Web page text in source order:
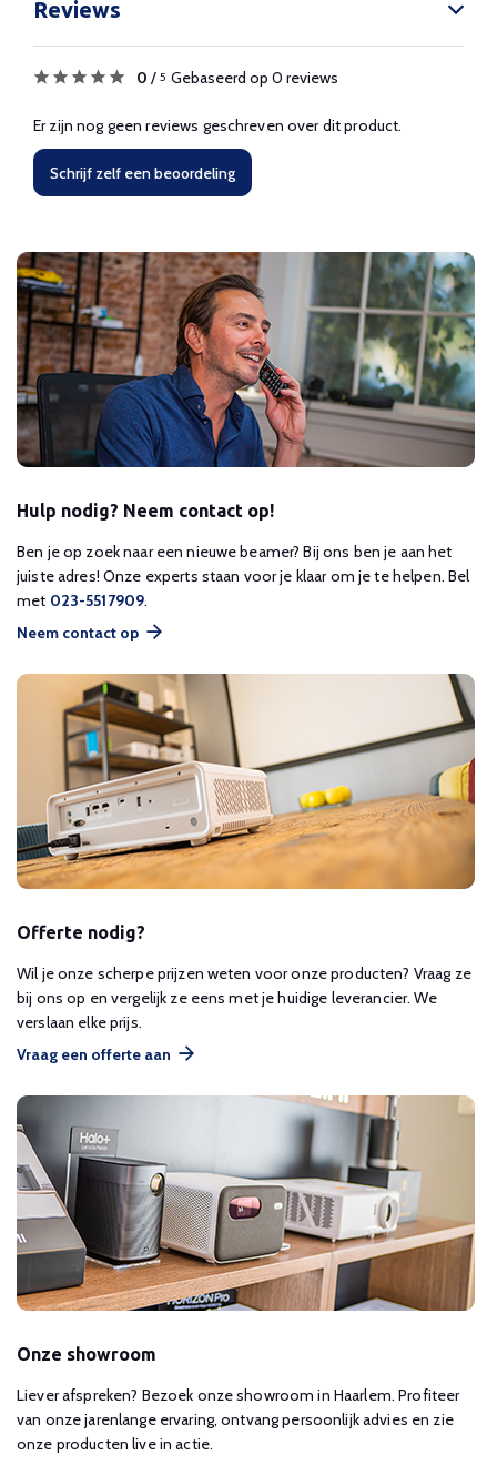
Reviews
0 / 5 Gebaseerd op 0 reviews
Er zijn nog geen reviews geschreven over dit product.
Schrijf zelf een beoordeling
Hulp nodig? Neem contact op!
Ben je op zoek naar een nieuwe beamer? Bij ons ben je aan het
juiste adres! Onze experts staan voor je klaar om je te helpen. Bel
met 023-5517909.
Neem contact op
Offerte nodig?
Wil je onze scherpe prijzen weten voor onze producten? Vraag ze
bij ons op en vergelijk ze eens met je huidige leverancier. We
verslaan elke prijs.
Vraag een offerte aan
Onze showroom
Liever afspreken? Bezoek onze showroom in Haarlem. Profiteer
van onze jarenlange ervaring, ontvang persoonlijk advies en zie
onze producten live in actie.